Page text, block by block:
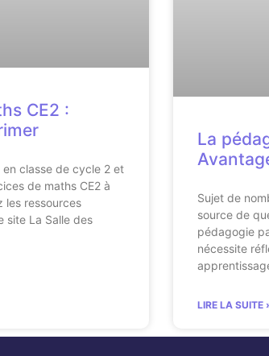
CE2 :
en classe de cycle 2 et
de maths CE2 à
les ressources
site La Salle des
La
Sujet de
source de
pédagogie
nécessite
LIRE LA SUITE